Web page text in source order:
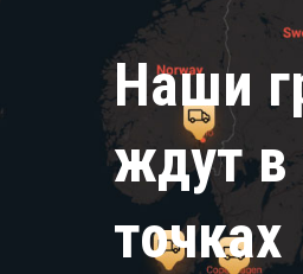
Наши
ждут в
точках